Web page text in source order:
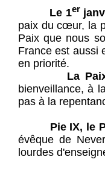
Le 1er
paix du cœur, la
Paix que nous
France est aussi
en priorité.
La
bienveillance, à
pas à la
Pie IX, le
évêque de
lourdes